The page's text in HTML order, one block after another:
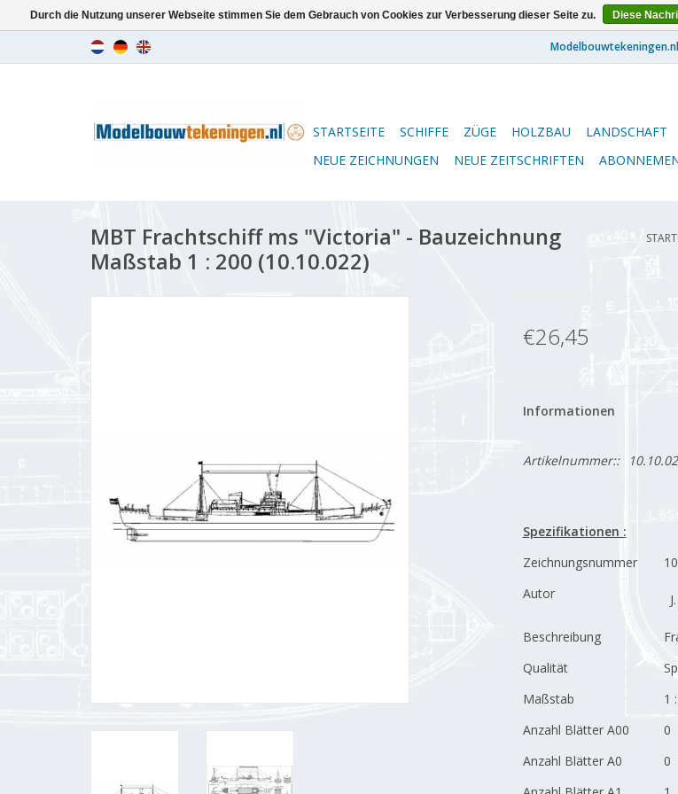
STARTSEITE SCHIFFE ZÜGE HOLZBAU LANDSCHAFT
NEUE ZEICHNUNGEN
NEUE ZEITSCHRIFTEN
MBT Frachtschiff ms "Victoria" - Bauzeichnung
Maßstab 1 : 200 (10.10.022)
€26,45
Informationen
Artikelnummer::
Spezifikationen :
Zeichnungsnummer
Autor
Beschreibung
Qualität
Maßstab
1
Anzahl Blätter A00
0
Anzahl Blätter A0
0
Durch die Nutzung unserer Webseite stimmen Sie dem Gebrauch von Cookies zur Verbesserung dieser Seite zu. Diese